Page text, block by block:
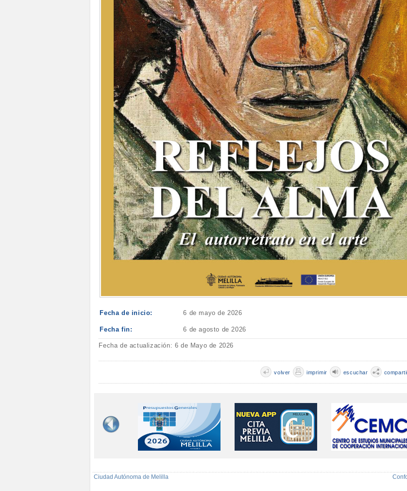
Fecha de inicio: 6 de mayo de 2026
Fecha fin: 6 de agosto de 2026
Fecha de actualización: 6 de Mayo de 2026
escuchar
imprimir
volver
Ciudad Autónoma de Melilla